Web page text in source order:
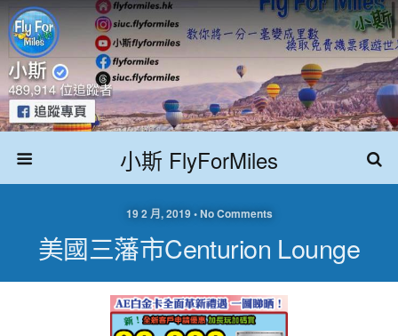
小斯 FlyForMiles
19 2 月, 2019 • No Comments
美國三藩市Centurion Lounge